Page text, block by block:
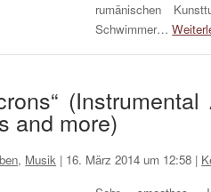
rumänischen
Schwimmer…
and more)
, Musik | 16. März 2014 um 12:58 |